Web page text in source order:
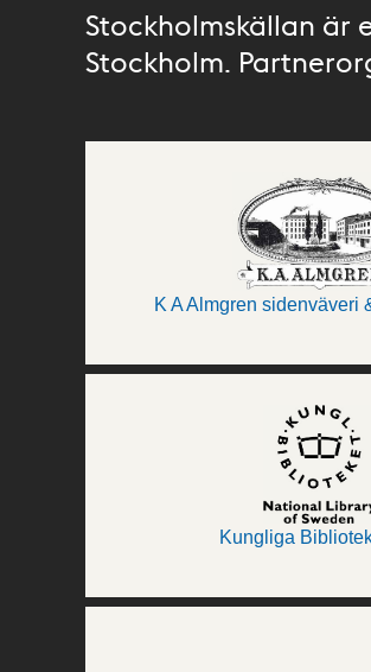
Stockholmskällan är
Stockholm.
K A Almgren sidenväveri
Kungliga